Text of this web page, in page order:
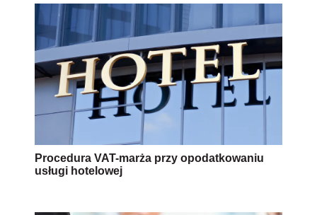
Procedura VAT-marża przy opodatkowaniu
usługi hotelowej